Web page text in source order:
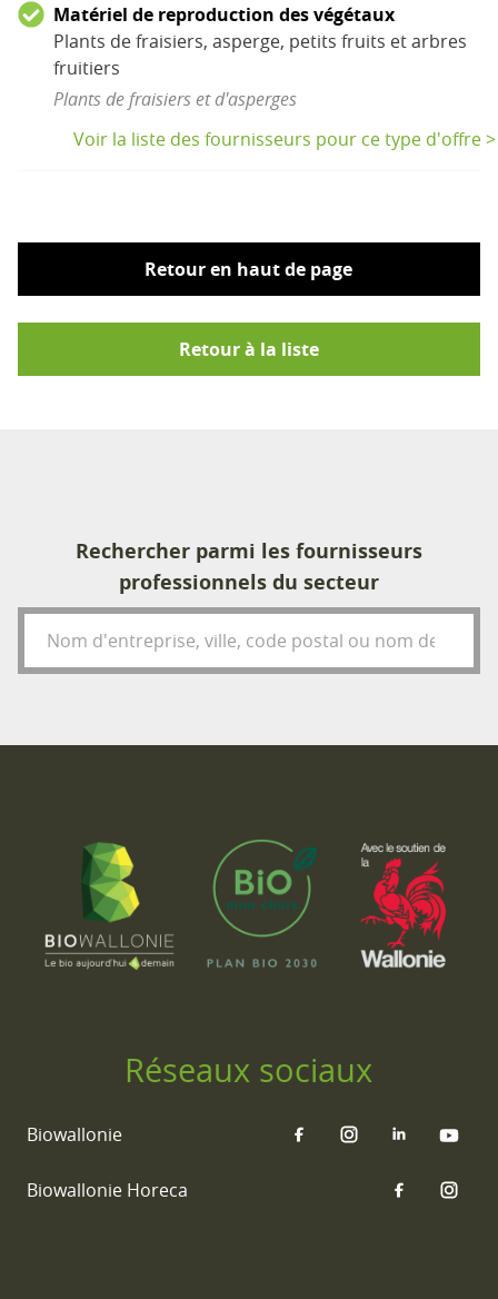
Matériel de reproduction des végétaux
Plants de fraisiers, asperge, petits fruits et arbres
fruitiers
Plants de fraisiers et d'asperges
Voir la liste des fournisseurs pour ce type d'offre >
Retour en haut de page
Retour à la liste
Rechercher parmi les fournisseurs
professionnels du secteur
Réseaux sociaux
Biowallonie
Biowallonie Horeca